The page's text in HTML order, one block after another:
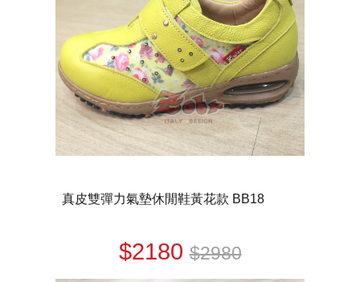
真皮雙彈力氣墊休閒鞋黃花款 BB18
$2180$2980